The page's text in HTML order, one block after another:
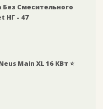
Без Смесительного
НГ - 47
Main XL 16 КВт ⭐